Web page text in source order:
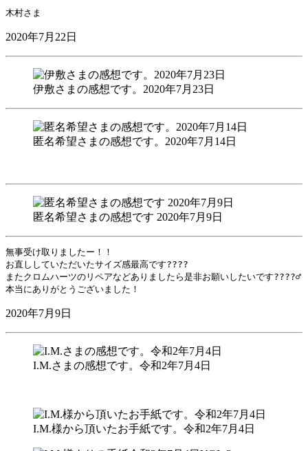
木村さま
2020年7月22日
伊敷さまの感想です。2020年7月23日
匿名希望さまの感想です。2020年7月14日
匿名希望さまの感想です 2020年7月9日
無事受け取りましたー！！
お直ししていただいたサイズ感最高です????
またクロムハーツのリペアなどありましたら是非お願いしたいです????‍♂️
本当にありがとうございました！
2020年7月9日
I.M.さまの感想です。令和2年7月4日
I.M.様から頂いたお手紙です。令和2年7月4日